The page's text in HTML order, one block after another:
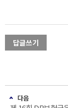
답글쓰기
다음